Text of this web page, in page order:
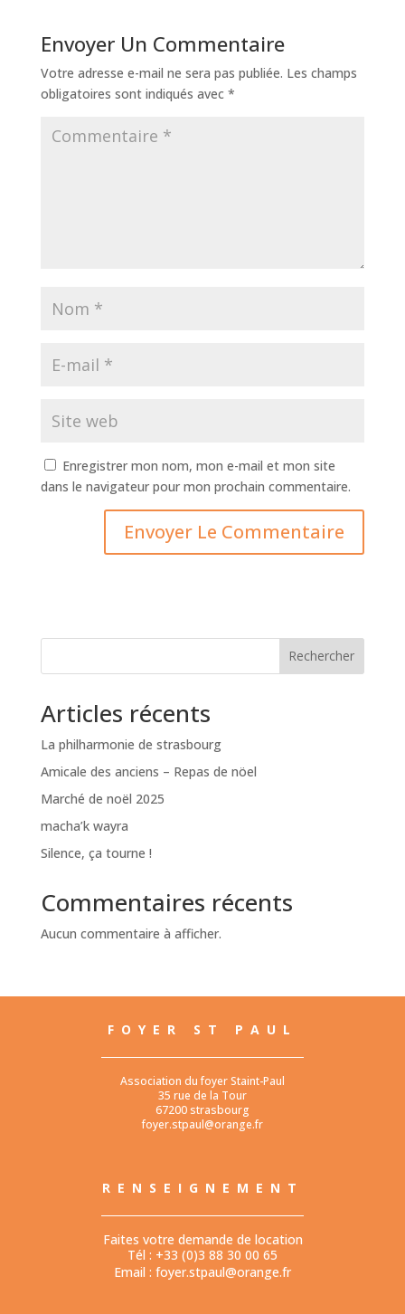
Envoyer Un Commentaire
Votre adresse e-mail ne sera pas publiée. Les champs
obligatoires sont indiqués avec *
Enregistrer mon nom, mon e-mail et mon site
dans le navigateur pour mon prochain commentaire.
Rechercher
Articles récents
La philharmonie de strasbourg
Amicale des anciens – Repas de nöel
Marché de noël 2025
macha’k wayra
Silence, ça tourne !
Commentaires récents
Aucun commentaire à afficher.
FOYER ST PAUL
Association du foyer Staint-Paul
35 rue de la Tour
67200 strasbourg
foyer.stpaul@orange.fr
RENSEIGNEMENT
Faites votre demande de location
Tél : +33 (0)3 88 30 00 65
Email : foyer.stpaul@orange.fr